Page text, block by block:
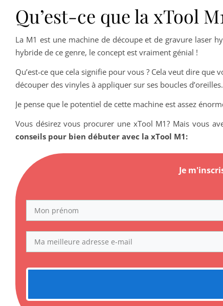
Qu’est-ce que la xTool
La M1 est une machine de découpe et de gravure laser
hybride de ce genre, le concept est vraiment génial !
Qu’est-ce que cela signifie pour vous ? Cela veut dire
découper des vinyles à appliquer sur ses boucles d’oreilles.
Je pense que le potentiel de cette machine est assez
Vous désirez vous procurer une xTool M1? Mais vous
conseils pour bien débuter avec la xTool M1:
Je